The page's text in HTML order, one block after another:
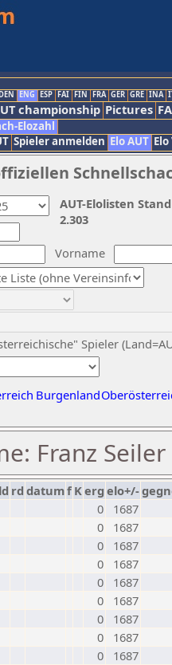
ENG ESP FAI FIN FRA GER GRE INA
championship Pictures
Elozahl
Spieler anmelden Elo AUT
Vorname
Spieler
Burgenland
AUT-Elolisten
2.303
Franz Seiler
rd datumf Kerg elo+/-
0
1687
0
1687
0
1687
0
1687
0
1687
0
1687
0
1687
0
1687
0
1687